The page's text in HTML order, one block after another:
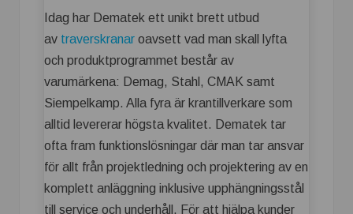
Idag har Dematek ett unikt brett utbud
av traverskranar oavsett vad man skall lyfta
och produktprogrammet består av
varumärkena: Demag, Stahl, CMAK samt
Siempelkamp. Alla fyra är krantillverkare som
alltid levererar högsta kvalitet. Dematek tar
ofta fram funktionslösningar där man tar ansvar
för allt från projektledning och projektering av en
komplett anläggning inklusive upphängningsstål
till service och underhåll. För att hjälpa kunder